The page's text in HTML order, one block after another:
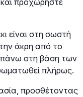
προχωρήστε
είναι στη σωστή
άκρη από το
πάνω στη βάση των
πλήρως.
προσθέτοντας